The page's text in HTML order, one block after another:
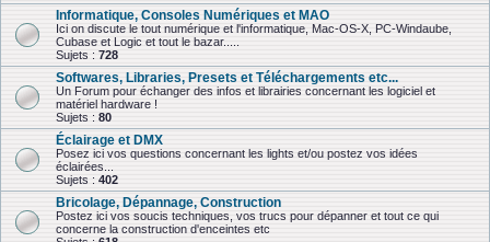
Informatique, Consoles Numériques et MAO
Ici on discute le tout numérique et l'informatique, Mac-OS-X, PC-Windaube,
Cubase et Logic et tout le bazar.....
Sujets : 728
Softwares, Libraries, Presets et Téléchargements etc...
Un Forum pour échanger des infos et librairies concernant les logiciel et
matériel hardware !
Sujets : 80
Éclairage et DMX
Posez ici vos questions concernant les lights et/ou postez vos idées
éclairées...
Sujets : 402
Bricolage, Dépannage, Construction
Postez ici vos soucis techniques, vos trucs pour dépanner et tout ce qui
concerne la construction d'enceintes etc